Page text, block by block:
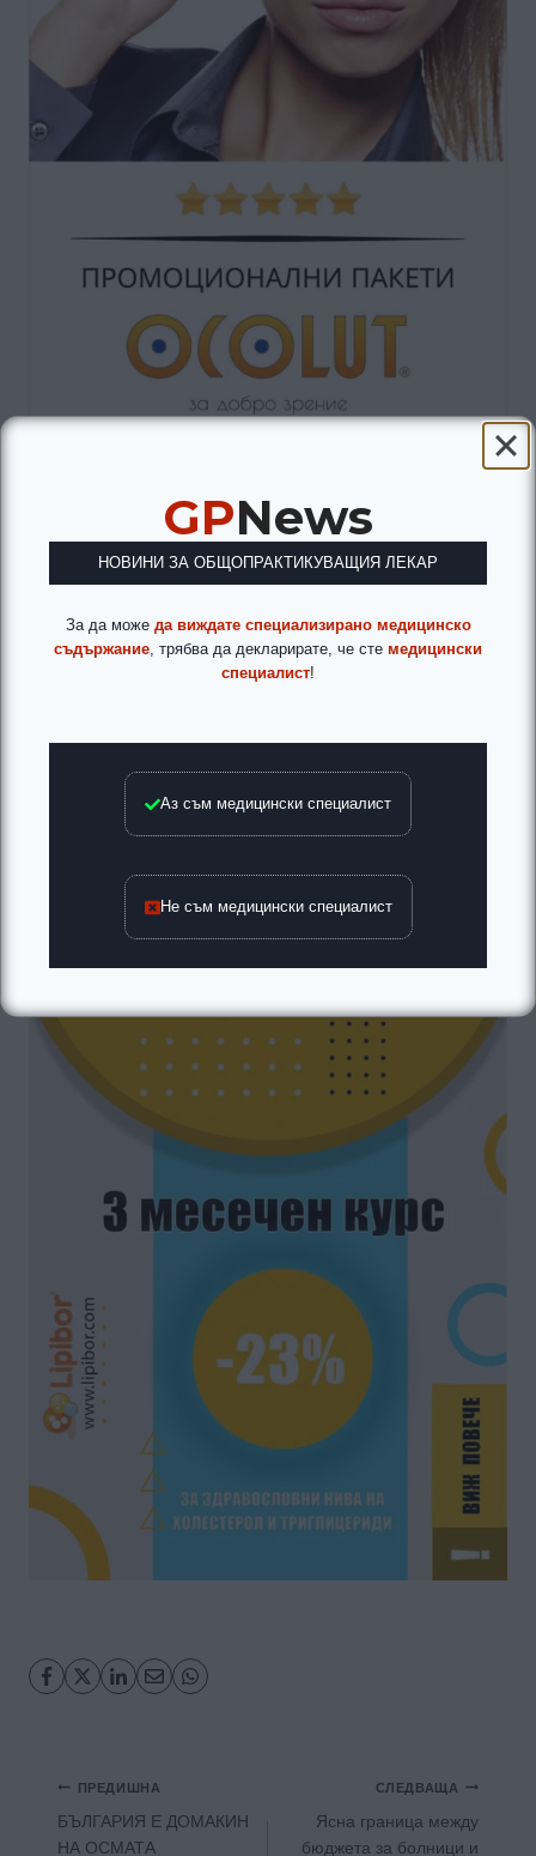
Навигация
ПРЕДИШНА
БЪЛГАРИЯ Е ДОМАКИН
НА ОСМАТА
СЛЕДВАЩА
Ясна граница между
бюджета за болници и
GPNews
НОВИНИ ЗА ОБЩОПРАКТИКУВАЩИЯ ЛЕКАР
За да може да виждате специализирано медицинско
съдържание, трябва да декларирате, че сте медицински
специалист!
Аз съм медицински специалист
Не съм медицински специалист